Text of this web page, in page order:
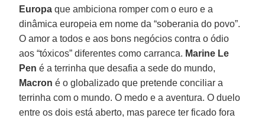
Europa que ambiciona romper com o euro e a
dinâmica europeia em nome da “soberania do povo”.
O amor a todos e aos bons negócios contra o ódio
aos “tóxicos” diferentes como carranca. Marine Le
Pen é a terrinha que desafia a sede do mundo,
Macron é o globalizado que pretende conciliar a
terrinha com o mundo. O medo e a aventura. O duelo
entre os dois está aberto, mas parece ter ficado fora